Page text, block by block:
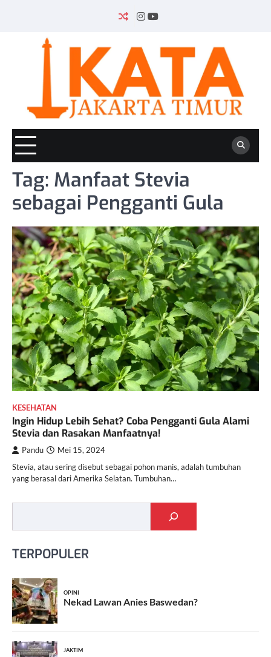
INSTAGRAM
YOUTUBE
Tag: Manfaat Stevia
sebagai Pengganti Gula
KESEHATAN
Ingin Hidup Lebih Sehat? Coba Pengganti Gula Alami
Stevia dan Rasakan Manfaatnya!
Pandu Mei 15, 2024
Stevia, atau sering disebut sebagai pohon manis, adalah tumbuhan
yang berasal dari Amerika Selatan. Tumbuhan…
TERPOPULER